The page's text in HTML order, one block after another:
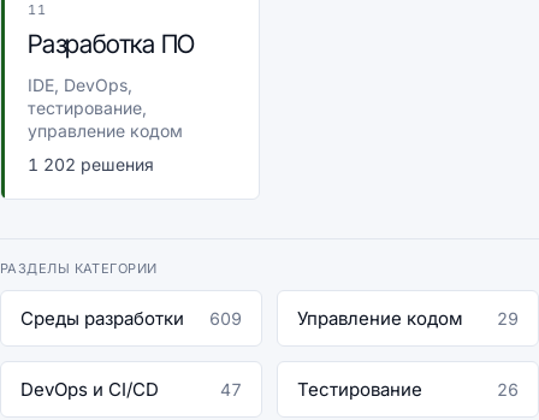
11
Разработка ПО
IDE, DevOps,
тестирование,
управление кодом
1 202 решения
РАЗДЕЛЫ КАТЕГОРИИ
Среды разработки 609 Управление кодом 29
DevOps и CI/CD 47 Тестирование 26